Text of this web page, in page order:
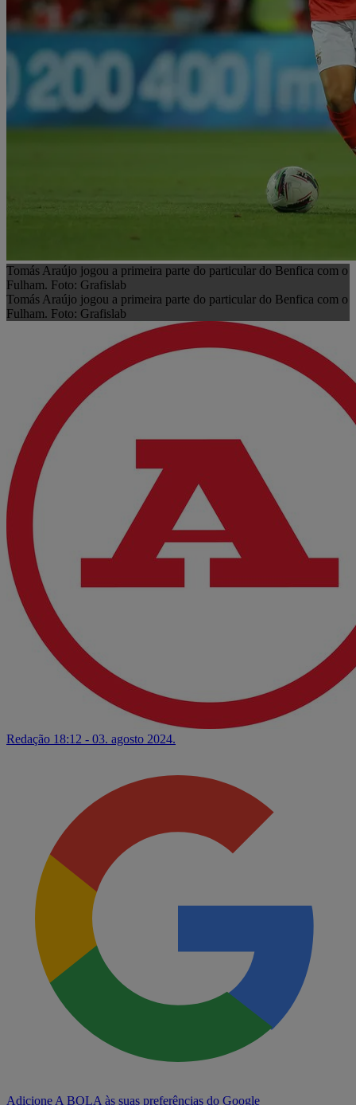
Tomás Araújo jogou a primeira parte do particular do Benfica com o
Fulham. Foto: Grafislab
Tomás Araújo jogou a primeira parte do particular do Benfica com o
Fulham. Foto: Grafislab
Redação 18:12 - 03. agosto 2024.
Adicione A BOLA às suas preferências do Google